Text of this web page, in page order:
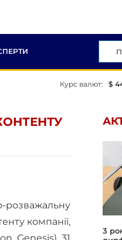
Курс валют: $
розважальну
компанії,
3